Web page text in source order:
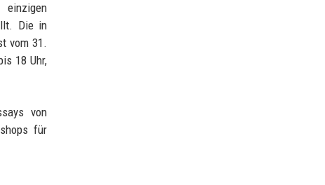
Die in
vom 31.
18 Uhr,
von
für